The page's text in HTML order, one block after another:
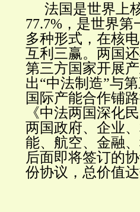
法国是世界上
77.7%，是世界
多种形式，在核
互利三赢。两国
第三方国家开展
出“中法制造”与
国际产能合作铺
《中法两国深化
两国政府、企业
能、航空、金融
后面即将签订的
份协议，总价值达